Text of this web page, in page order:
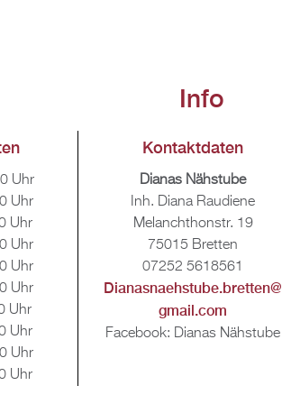
Info
Uhr
Uhr
Uhr
Uhr
Uhr
Uhr
Uhr
Uhr
Uhr
Uhr
Kon­takt­da­ten
Dia­nas Näh­stu­be
Inh. Diana Rau­die­ne
Me­lan­chthon­str. 19
75015 Brett­en
07252 5618561
Dia­nas­naehstu­be.​bretten@​
gmail.​com
Face­book: Dia­nas Näh­stu­be